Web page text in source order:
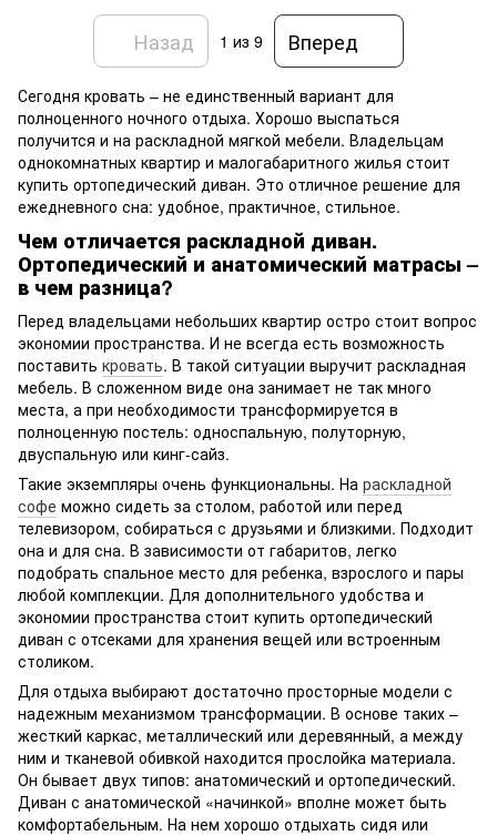
Назад 1 из 9 Вперед
Сегодня кровать – не единственный вариант для
полноценного ночного отдыха. Хорошо выспаться
получится и на раскладной мягкой мебели. Владельцам
однокомнатных квартир и малогабаритного жилья стоит
купить ортопедический диван. Это отличное решение для
ежедневного сна: удобное, практичное, стильное.
Чем отличается раскладной диван.
Ортопедический и анатомический матрасы –
в чем разница?
Перед владельцами небольших квартир остро стоит вопрос
экономии пространства. И не всегда есть возможность
поставить кровать. В такой ситуации выручит раскладная
мебель. В сложенном виде она занимает не так много
места, а при необходимости трансформируется в
полноценную постель: односпальную, полуторную,
двуспальную или кинг-сайз.
Такие экземпляры очень функциональны. На раскладной
софе можно сидеть за столом, работой или перед
телевизором, собираться с друзьями и близкими. Подходит
она и для сна. В зависимости от габаритов, легко
подобрать спальное место для ребенка, взрослого и пары
любой комплекции. Для дополнительного удобства и
экономии пространства стоит купить ортопедический
диван с отсеками для хранения вещей или встроенным
столиком.
Для отдыха выбирают достаточно просторные модели с
надежным механизмом трансформации. В основе таких –
жесткий каркас, металлический или деревянный, а между
ним и тканевой обивкой находится прослойка материала.
Он бывает двух типов: анатомический и ортопедический.
Диван с анатомической «начинкой» вполне может быть
комфортабельным. На нем хорошо отдыхать сидя или